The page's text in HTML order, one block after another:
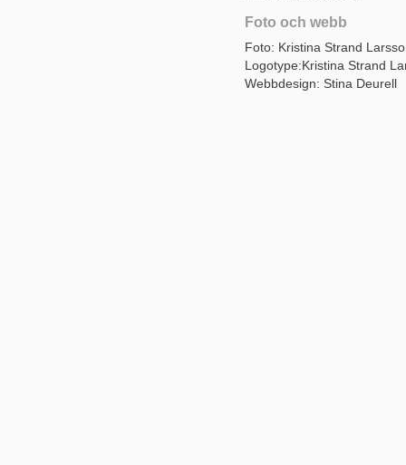
Foto och webb
Foto: Kristina Strand
Logotype:Kristina Strand
Webbdesign: Stina Deurell